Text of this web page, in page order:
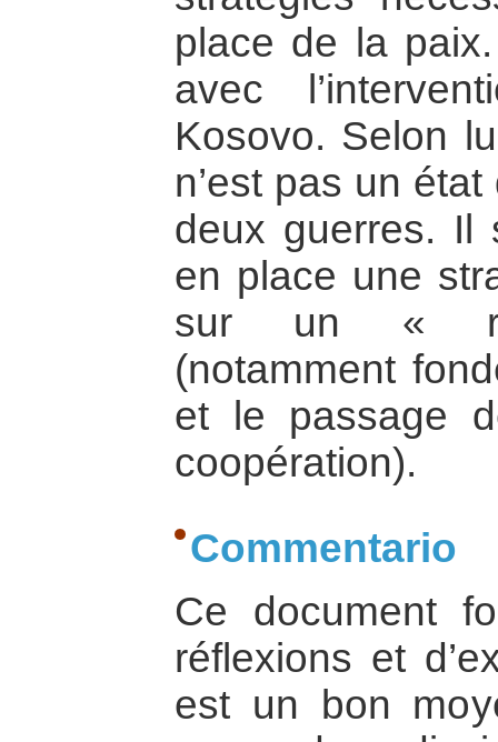
place de la
avec
Kosovo. Selon
n’est pas un
deux guerres. Il
en place une
sur un «
(notamment
et le passage
coopération).
Commentario
Ce document
réflexions et
est un bon